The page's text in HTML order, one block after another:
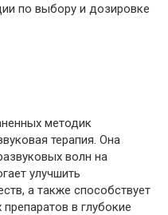
по выбору и дозировке
методик
терапия. Она
волн на
улучшить
а также способствует
в глубокие